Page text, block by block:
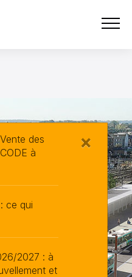
des
à
ce qui
2027 : à
et
×